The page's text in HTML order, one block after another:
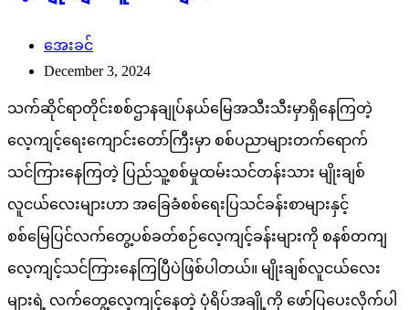
အေးခင်
December 3, 2024
သက်ဆိုင်ရာတိုင်းစစ်ဌာနချုပ်နယ်မြေအသီးသီးမှာရှိနေကြတဲ့
လေ့ကျင့်ရေးကျောင်းတော်ကြီးမှာ စစ်ပညာများတက်ရောက်
သင်ကြားနေကြတဲ့ ပြည်သူ့စစ်မှုထမ်းသင်တန်းသား မျိုးချစ်
လူငယ်လေးများဟာ အခြေခံစစ်ရေးပြသင်ခန်းစာများနှင့်
စစ်မြေပြင်လက်တွေ့ပစ်ခတ်စဉ်လေ့ကျင့်ခန်းများကို စနစ်တကျ
လေ့ကျင့်သင်ကြားနေကြပြီပဲဖြစ်ပါတယ်။ မျိုးချစ်လူငယ်လေး
များရဲ့ လက်တွေ့လေ့ကျင့်နေတဲ့ ပုံရိပ်အချို့ကို ဖော်ပြပေးလိုက်ပါ